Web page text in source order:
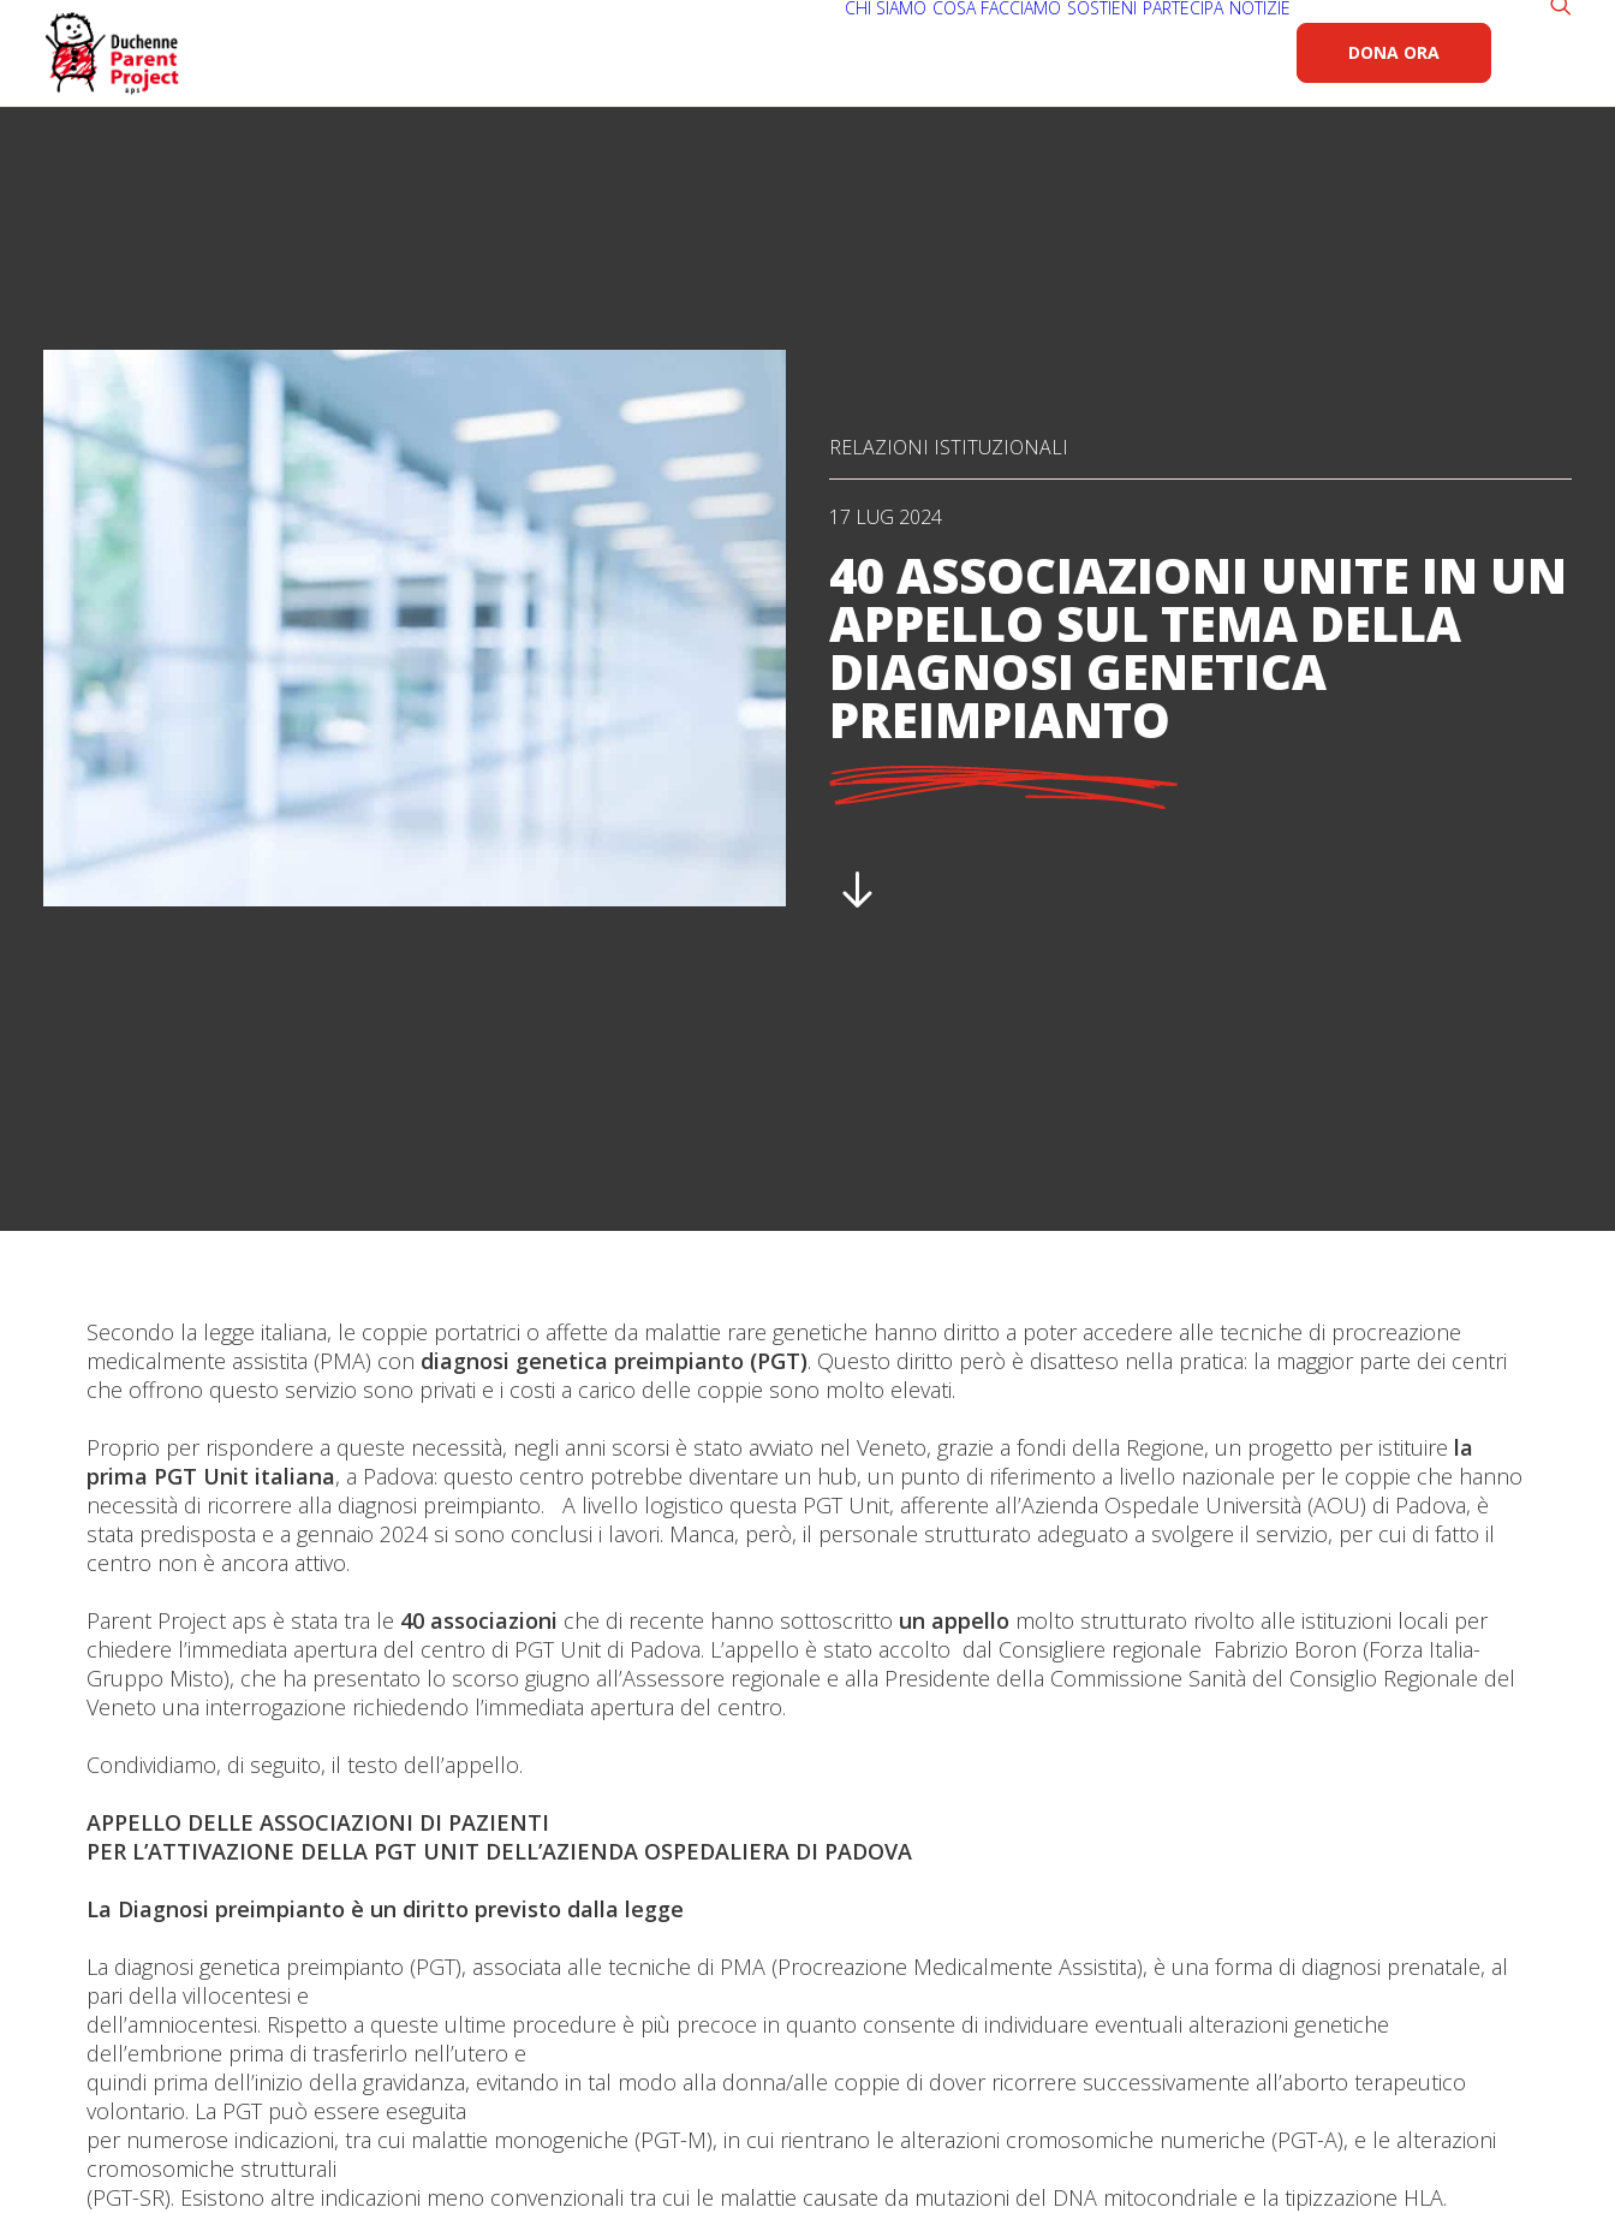
CHI SIAMO COSA FACCIAMO SOSTIENI PARTECIPA NOTIZIE
DONA ORA
RELAZIONI ISTITUZIONALI
17 LUG 2024
40 ASSOCIAZIONI UNITE IN UN
APPELLO SUL TEMA DELLA
DIAGNOSI GENETICA
PREIMPIANTO
Secondo la legge italiana, le coppie portatrici o affette da malattie rare genetiche hanno diritto a poter accedere alle tecniche di procreazione
medicalmente assistita (PMA) con diagnosi genetica preimpianto (PGT). Questo diritto però è disatteso nella pratica: la maggior parte dei centri
che offrono questo servizio sono privati e i costi a carico delle coppie sono molto elevati.
Proprio per rispondere a queste necessità, negli anni scorsi è stato avviato nel Veneto, grazie a fondi della Regione, un progetto per istituire la
prima PGT Unit italiana, a Padova: questo centro potrebbe diventare un hub, un punto di riferimento a livello nazionale per le coppie che hanno
necessità di ricorrere alla diagnosi preimpianto. A livello logistico questa PGT Unit, afferente all’Azienda Ospedale Università (AOU) di Padova, è
stata predisposta e a gennaio 2024 si sono conclusi i lavori. Manca, però, il personale strutturato adeguato a svolgere il servizio, per cui di fatto il
centro non è ancora attivo.
Parent Project aps è stata tra le 40 associazioni che di recente hanno sottoscritto un appello molto strutturato rivolto alle istituzioni locali per
chiedere l’immediata apertura del centro di PGT Unit di Padova. L’appello è stato accolto dal Consigliere regionale Fabrizio Boron (Forza Italia-
Gruppo Misto), che ha presentato lo scorso giugno all’Assessore regionale e alla Presidente della Commissione Sanità del Consiglio Regionale del
Veneto una interrogazione richiedendo l’immediata apertura del centro.
Condividiamo, di seguito, il testo dell’appello.
APPELLO DELLE ASSOCIAZIONI DI PAZIENTI
PER L’ATTIVAZIONE DELLA PGT UNIT DELL’AZIENDA OSPEDALIERA DI PADOVA
La Diagnosi preimpianto è un diritto previsto dalla legge
La diagnosi genetica preimpianto (PGT), associata alle tecniche di PMA (Procreazione Medicalmente Assistita), è una forma di diagnosi prenatale, al
pari della villocentesi e
dell’amniocentesi. Rispetto a queste ultime procedure è più precoce in quanto consente di individuare eventuali alterazioni genetiche
dell’embrione prima di trasferirlo nell’utero e
quindi prima dell’inizio della gravidanza, evitando in tal modo alla donna/alle coppie di dover ricorrere successivamente all’aborto terapeutico
volontario. La PGT può essere eseguita
per numerose indicazioni, tra cui malattie monogeniche (PGT-M), in cui rientrano le alterazioni cromosomiche numeriche (PGT-A), e le alterazioni
cromosomiche strutturali
(PGT-SR). Esistono altre indicazioni meno convenzionali tra cui le malattie causate da mutazioni del DNA mitocondriale e la tipizzazione HLA.